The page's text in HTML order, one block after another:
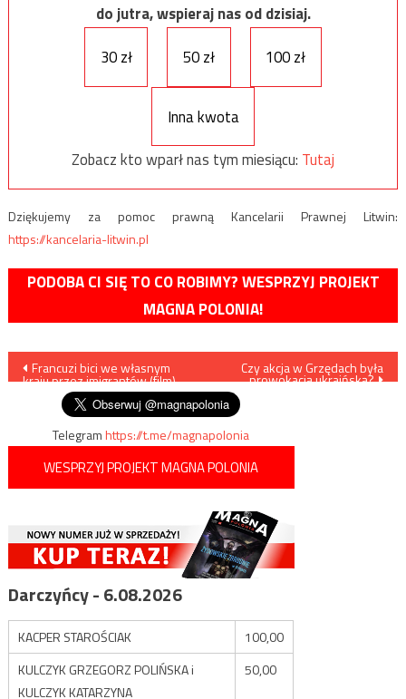
do jutra, wspieraj nas od dzisiaj.
30 zł
50 zł 100 zł
Inna kwota
Zobacz kto wparł nas tym miesiącu: Tutaj
Dziękujemy za pomoc prawną Kancelarii Prawnej Litwin:
https://kancelaria-litwin.pl
PODOBA CI SIĘ TO CO ROBIMY? WESPRZYJ PROJEKT
MAGNA POLONIA!
Nawigacja
wpisu
Francuzi bici we własnym
kraju przez imigrantów (film)
Czy akcja w Grzędach była
prowokacją ukraińską?
Telegramhttps://t.me/magnapolonia
WESPRZYJ PROJEKT MAGNA POLONIA
Darczyńcy - 6.08.2026
KACPER STAROŚCIAK
100,00
KULCZYK GRZEGORZ POLIŃSKA i
KULCZYK KATARZYNA
50,00